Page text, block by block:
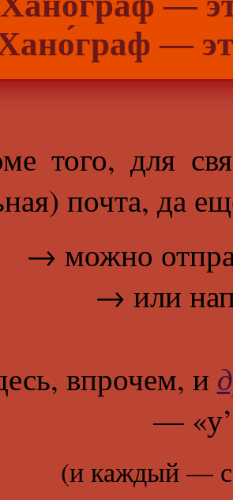
—
того, для
почта, да
→ можно
→ или
впрочем, и
—
(и каждый —